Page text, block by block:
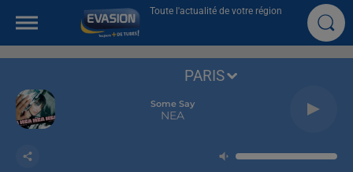
Toute l'actualité de votre région
Some Say
NEA
PARIS